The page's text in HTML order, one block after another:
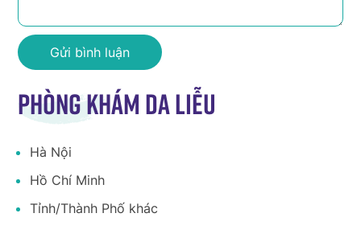
Phòng khám da liễu
Hà Nội
Hồ Chí Minh
Tỉnh/Thành Phố khác